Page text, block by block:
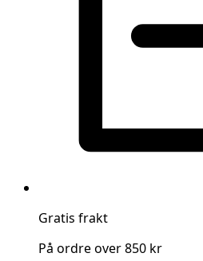
Gratis frakt
På ordre over 850 kr